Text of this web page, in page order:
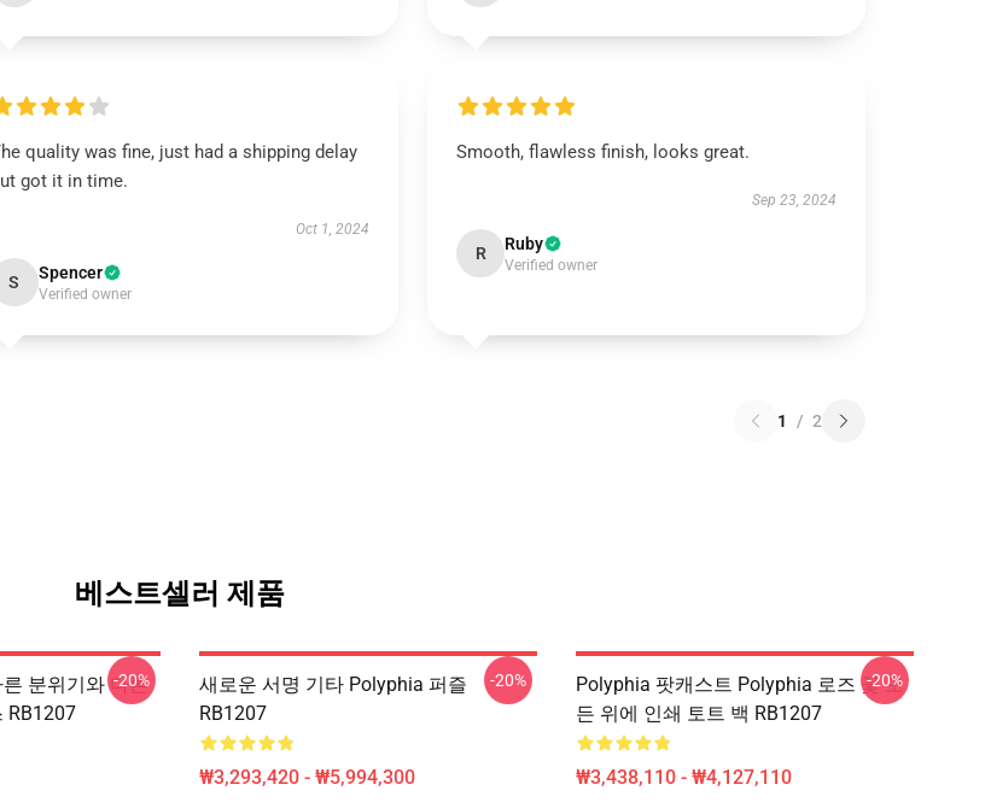
quality was fine, just had a shipping delay
got it in time.
Oct 1, 2024
S Spencer
Verified owner
Smooth, flawless finish, looks great.
Sep 23, 2024
R Ruby
Verified owner
1 / 2
베스트셀러 제품
분위기와 다른
RB1207
-20%
새로운 서명 기타 Polyphia 퍼즐
RB1207
₩3,293,420 - ₩5,994,300
-20%
Polyphia 팟캐스트 Polyphia 로즈 꽃 모
든 위에 인쇄 토트 백 RB1207
₩3,438,110 - ₩4,127,110
-20%